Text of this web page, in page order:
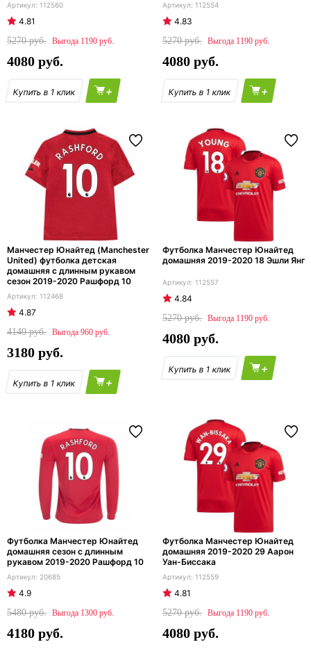
112560
4.81
5270
1190
4080
+
112554
4.83
5270
1190
4080
+
Манчестер Юнайтед (Manchester
United) футболка детская
домашняя с длинным рукавом
сезон 2019-2020 Рашфорд 10
112468
4.87
4140
960
3180
+
Футболка Манчестер Юнайтед
домашняя 2019-2020 18 Эшли Янг
112557
4.84
5270
1190
4080
+
Футболка Манчестер Юнайтед
домашняя сезон с длинным
рукавом 2019-2020 Рашфорд 10
20685
4.9
5480
1300
4180
Футболка Манчестер Юнайтед
домашняя 2019-2020 29 Аарон
Уан-Биссака
112559
4.81
5270
1190
4080